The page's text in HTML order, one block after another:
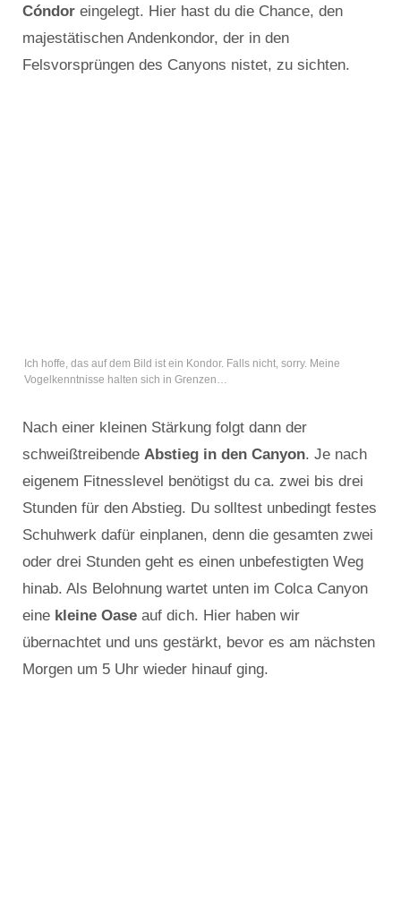
Cóndor eingelegt. Hier hast du die Chance, den
majestätischen Andenkondor, der in den
Felsvorsprüngen des Canyons nistet, zu sichten.
Ich hoffe, das auf dem Bild ist ein Kondor. Falls nicht, sorry. Meine
Vogelkenntnisse halten sich in Grenzen…
Nach einer kleinen Stärkung folgt dann der
schweißtreibende Abstieg in den Canyon. Je nach
eigenem Fitnesslevel benötigst du ca. zwei bis drei
Stunden für den Abstieg. Du solltest unbedingt festes
Schuhwerk dafür einplanen, denn die gesamten zwei
oder drei Stunden geht es einen unbefestigten Weg
hinab. Als Belohnung wartet unten im Colca Canyon
eine kleine Oase auf dich. Hier haben wir
übernachtet und uns gestärkt, bevor es am nächsten
Morgen um 5 Uhr wieder hinauf ging.